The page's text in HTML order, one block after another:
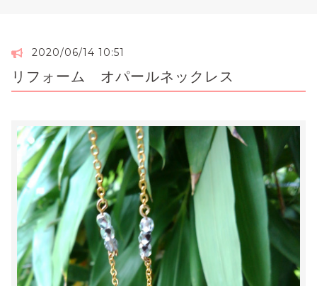
2020/06/14 10:51
リフォーム オパールネックレス